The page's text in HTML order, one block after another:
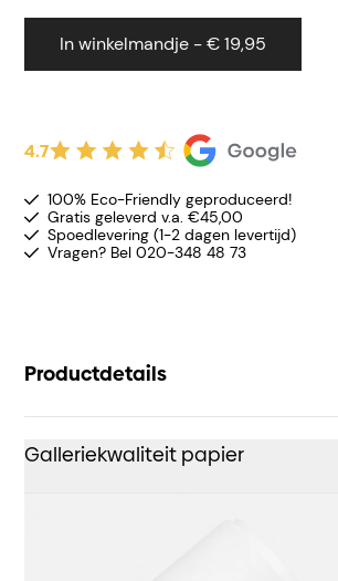
In winkelmandje - € 19,95
4.7
100% Eco-Friendly geproduceerd!
Gratis geleverd v.a. €45,00
Spoedlevering (1-2 dagen levertijd)
Vragen? Bel 020-348 48 73
Productdetails
Galleriekwaliteit papier